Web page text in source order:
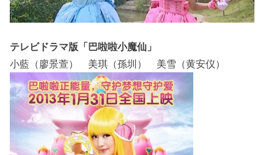
テレビドラマ版「巴啦啦小魔仙」
小藍（廖景萱） 美琪（孫圳） 美雪（黄安仪）